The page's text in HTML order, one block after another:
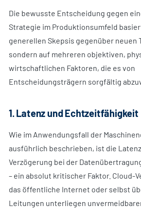
Die bewusste Entscheidung gegen
Strategie im Produktionsumfeld
generellen Skepsis gegenüber neuen
sondern auf mehreren objektiven,
wirtschaftlichen Faktoren, die es von
Entscheidungsträgern sorgfältig
1. Latenz und Echtzeitfähigkeit
Wie im Anwendungsfall der
ausführlich beschrieben, ist die
Verzögerung bei der
– ein absolut kritischer Faktor. Cloud-
das öffentliche Internet oder selbst
Leitungen unterliegen